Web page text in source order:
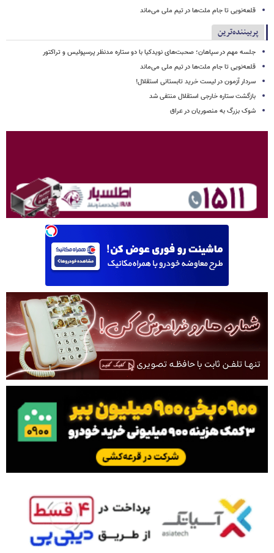
قلعه‌نویی تا جام ملت‌ها در تیم ملی می‌ماند
پربیننده‌ترین
جلسه مهم در سپاهان؛ صحبت‌های نویدکیا با دو ستاره مدنظر پرسپولیس و تراکتور
قلعه‌نویی تا جام ملت‌ها در تیم ملی می‌ماند
سردار آزمون در لیست خرید تابستانی استقلال!
بازگشت ستاره خارجی استقلال منتفی شد
شوک بزرگ به منصوریان در عراق